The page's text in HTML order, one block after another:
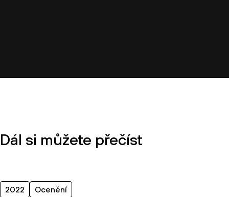
Dál si můžete přečíst
2022 Ocenění